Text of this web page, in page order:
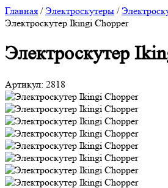
Главная /Электроскутеры /
Электроскутер Ikingi Chopper
Электроскутер
Артикул: 2818